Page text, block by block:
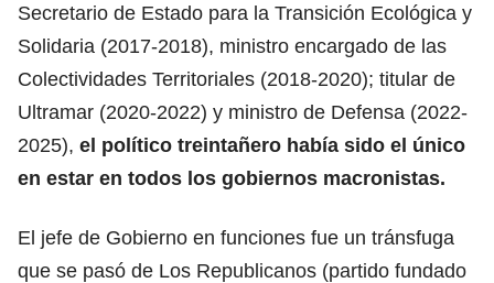
Secretario de Estado para la Transición Ecológica y
Solidaria (2017-2018), ministro encargado de las
Colectividades Territoriales (2018-2020); titular de
Ultramar (2020-2022) y ministro de Defensa (2022-
2025), el político treintañero había sido el único
en estar en todos los gobiernos macronistas.
El jefe de Gobierno en funciones fue un tránsfuga
que se pasó de Los Republicanos (partido fundado